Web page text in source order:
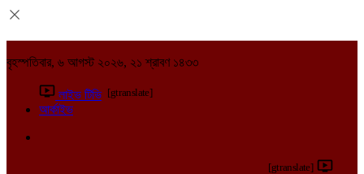
বৃহস্পতিবার, ৬ আগস্ট ২০২৬, ২১ শ্রাবণ ১৪৩৩
লাইভ টিভি [gtranslate]
আর্কাইভ
[gtranslate]